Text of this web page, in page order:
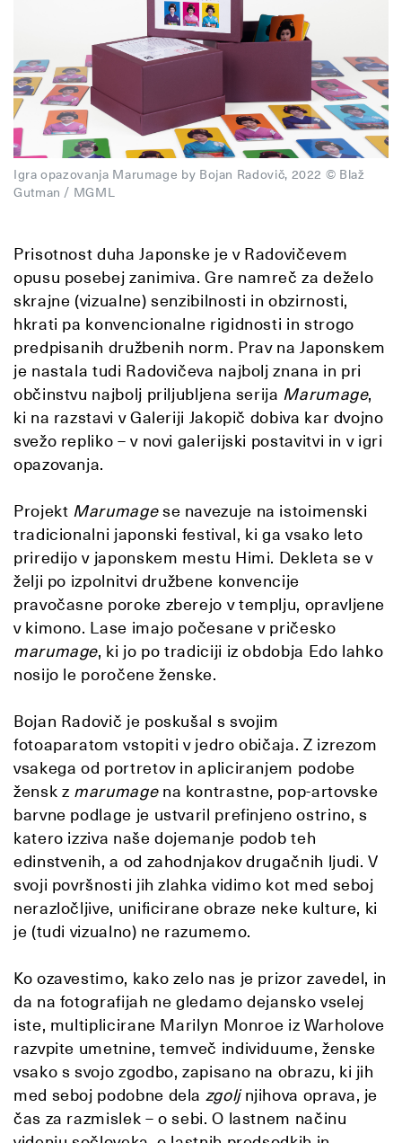
Igra opazovanja Marumage by Bojan Radovič, 2022 © Blaž
Gutman / MGML
Prisotnost duha Japonske je v Radovičevem
opusu posebej zanimiva. Gre namreč za deželo
skrajne (vizualne) senzibilnosti in obzirnosti,
hkrati pa konvencionalne rigidnosti in strogo
predpisanih družbenih norm. Prav na Japonskem
je nastala tudi Radovičeva najbolj znana in pri
občinstvu najbolj priljubljena serija Marumage,
ki na razstavi v Galeriji Jakopič dobiva kar dvojno
svežo repliko – v novi galerijski postavitvi in v igri
opazovanja.
Projekt Marumagese navezuje na istoimenski
tradicionalni japonski festival, ki ga vsako leto
priredijo v japonskem mestu Himi. Dekleta se v
želji po izpolnitvi družbene konvencije
pravočasne poroke zberejo v templju, opravljene
v kimono. Lase imajo počesane v pričesko
marumage, ki jo po tradiciji iz obdobja Edo lahko
nosijo le poročene ženske.
Bojan Radovič je poskušal s svojim
fotoaparatom vstopiti v jedro običaja. Z izrezom
vsakega od portretov in apliciranjem podobe
žensk z marumagena kontrastne, pop-artovske
barvne podlage je ustvaril prefinjeno ostrino, s
katero izziva naše dojemanje podob teh
edinstvenih, a od zahodnjakov drugačnih ljudi. V
svoji površnosti jih zlahka vidimo kot med seboj
nerazločljive, unificirane obraze neke kulture, ki
je (tudi vizualno) ne razumemo.
Ko ozavestimo, kako zelo nas je prizor zavedel, in
da na fotografijah ne gledamo dejansko vselej
iste, multiplicirane Marilyn Monroe iz Warholove
razvpite umetnine, temveč individuume, ženske
vsako s svojo zgodbo, zapisano na obrazu, ki jih
med seboj podobne dela zgoljnjihova oprava, je
čas za razmislek – o sebi. O lastnem načinu